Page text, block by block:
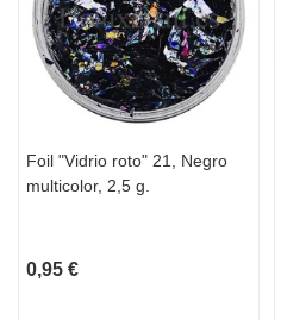
Foil "Vidrio roto" 21, Negro
multicolor, 2,5 g.
0,95 €